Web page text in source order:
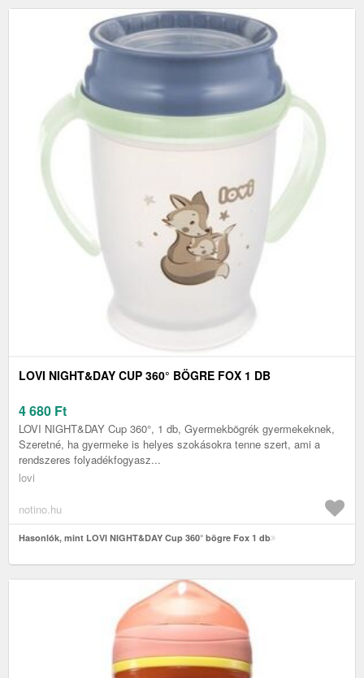
LOVI NIGHT&DAY CUP 360° BÖGRE FOX 1 DB
4 680 Ft
LOVI NIGHT&DAY Cup 360°, 1 db, Gyermekbögrék gyermekeknek,
Szeretné, ha gyermeke is helyes szokásokra tenne szert, ami a
rendszeres folyadékfogyasz...
lovi
notino.hu
Hasonlók, mint LOVI NIGHT&DAY Cup 360° bögre Fox 1 db